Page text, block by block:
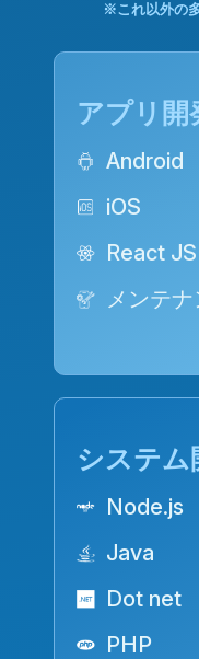
※これ以外の
アプリ開
Android
iOS
React JS
メンテナ
システム
Node.js
Java
Dot net
PHP